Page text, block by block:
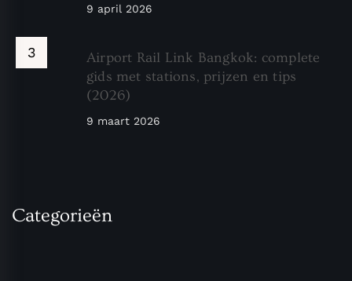
9 april 2026
Airport Rail Link Bangkok: complete
gids met stations, prijzen en tips
(2026)
9 maart 2026
Categorieën